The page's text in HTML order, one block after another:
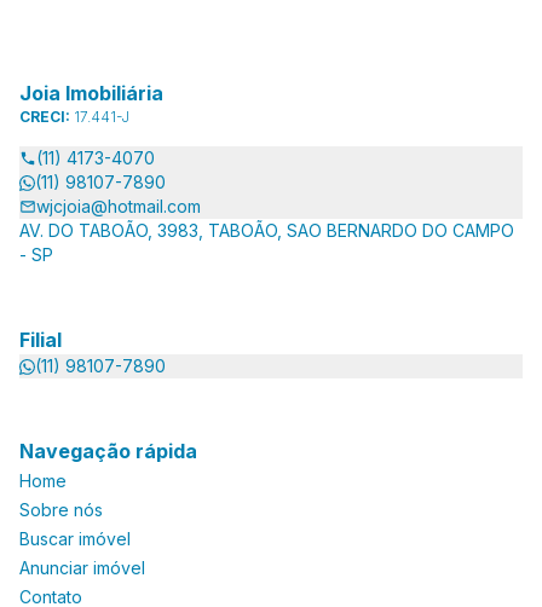
Joia Imobiliária
CRECI: 17.441-J
(11) 4173-4070
(11) 98107-7890
wjcjoia@hotmail.com
AV. DO TABOÃO, 3983, TABOÃO, SAO BERNARDO DO CAMPO
- SP
Filial
(11) 98107-7890
Navegação rápida
Home
Sobre nós
Buscar imóvel
Anunciar imóvel
Contato